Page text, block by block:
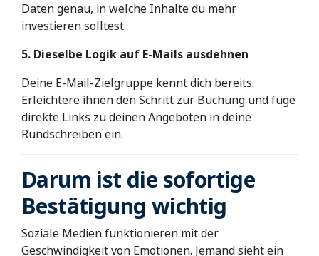
Daten genau, in welche Inhalte du mehr
investieren solltest.
5. Dieselbe Logik auf E-Mails ausdehnen
Deine E-Mail-Zielgruppe kennt dich bereits.
Erleichtere ihnen den Schritt zur Buchung und füge
direkte Links zu deinen Angeboten in deine
Rundschreiben ein.
Darum ist die sofortige
Bestätigung wichtig
Soziale Medien funktionieren mit der
Geschwindigkeit von Emotionen. Jemand sieht ein